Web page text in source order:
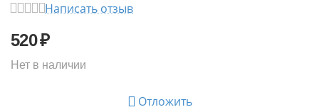
Написать отзыв
520₽
Нет в наличии
Отложить